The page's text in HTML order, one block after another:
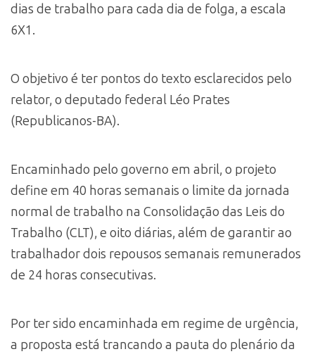
dias de trabalho para cada dia de folga, a escala
6X1.
O objetivo é ter pontos do texto esclarecidos pelo
relator, o deputado federal Léo Prates
(Republicanos-BA).
Encaminhado pelo governo em abril, o projeto
define em 40 horas semanais o limite da jornada
normal de trabalho na Consolidação das Leis do
Trabalho (CLT), e oito diárias, além de garantir ao
trabalhador dois repousos semanais remunerados
de 24 horas consecutivas.
Por ter sido encaminhada em regime de urgência,
a proposta está trancando a pauta do plenário da